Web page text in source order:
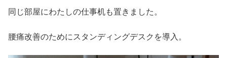
同じ部屋にわたしの仕事机も置きました。
腰痛改善のためにスタンディングデスクを導入。